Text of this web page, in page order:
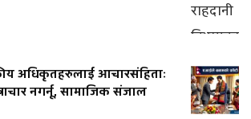
अधिकृतहरुलाई आचारसंहिताः
नगर्नू, सामाजिक संजाल